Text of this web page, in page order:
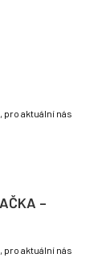
pro aktuální nás
–
pro aktuální nás